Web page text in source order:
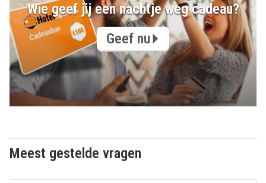
Wie geef jij een nachtje weg cadeau?
Geef nu
Meest gestelde vragen